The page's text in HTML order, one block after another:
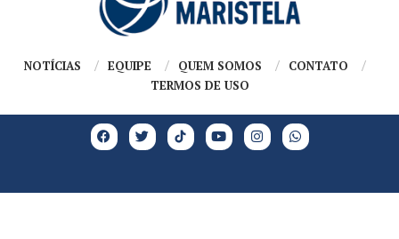
NOTÍCIAS EQUIPE QUEM SOMOS
CONTATO
TERMOS DE USO